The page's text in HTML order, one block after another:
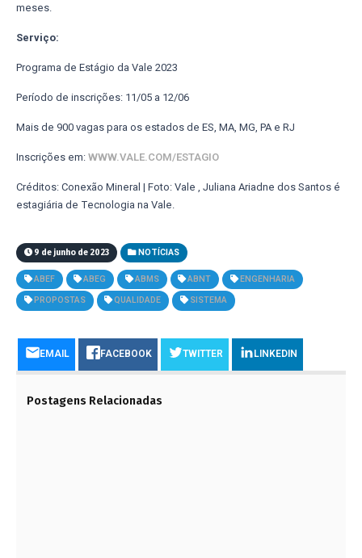
meses.
Serviço:
Programa de Estágio da Vale 2023
Período de inscrições: 11/05 a 12/06
Mais de 900 vagas para os estados de ES, MA, MG, PA e RJ
Inscrições em: WWW.VALE.COM/ESTAGIO
Créditos: Conexão Mineral | Foto: Vale , Juliana Ariadne dos Santos é
estagiária de Tecnologia na Vale.
9 de junho de 2023 NOTÍCIAS
ABEF ABEG ABMS ABNT ENGENHARIA
PROPOSTAS QUALIDADE SISTEMA
EMAIL FACEBOOK TWITTER LINKEDIN
Postagens Relacionadas